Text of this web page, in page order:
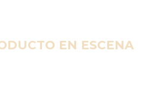
EN ESCENA